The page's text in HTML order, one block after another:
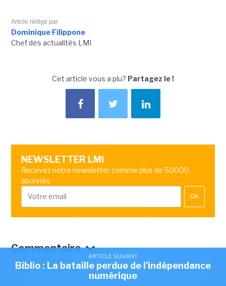
Article rédigé par
Dominique Filippone
Chef des actualités LMI
Cet article vous a plu? Partagez le !
NEWSLETTER LMI
Recevez notre newsletter comme plus de 50000
abonnés
OK
Commentaire
ARTICLE SUIVANT
Biblio : La bataille perdue de l'indépendance
numérique